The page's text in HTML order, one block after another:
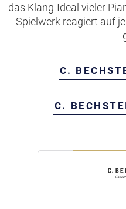
das Klang-Ideal vieler
Spielwerk reagiert auf
C.
C.